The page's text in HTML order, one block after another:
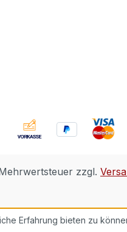
zzgl.
Erfahrung bieten zu